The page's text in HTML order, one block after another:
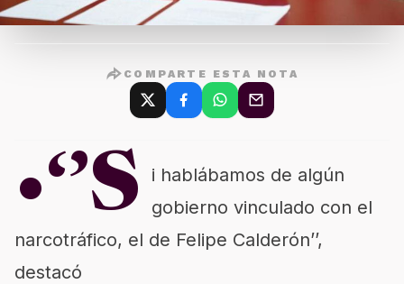
COMPARTE ESTA NOTA
•‘’S
i hablábamos de algún
gobierno vinculado con el
narcotráfico, el de Felipe Calderón’’,
destacó